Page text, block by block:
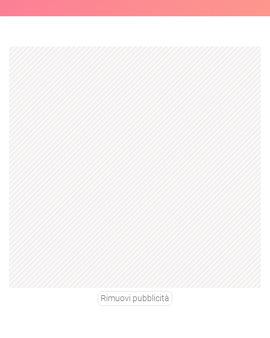
Rimuovi pubblicità